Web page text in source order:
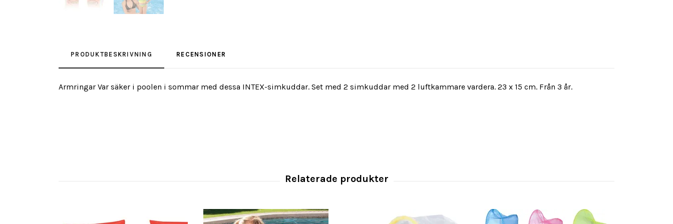
PRODUKTBESKRIVNING RECENSIONER
Armringar Var säker i poolen i sommar med dessa INTEX-simkuddar. Set med 2 simkuddar med 2 luftkammare vardera. 23 x 15 cm. Från 3 år.